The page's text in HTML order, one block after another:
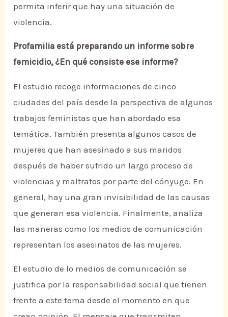
permita inferir que hay una situación de
violencia.
Profamilia está preparando un informe sobre
femicidio, ¿En qué consiste ese informe?
El estudio recoge informaciones de cinco
ciudades del país desde la perspectiva de algunos
trabajos feministas que han abordado esa
temática. También presenta algunos casos de
mujeres que han asesinado a sus maridos
después de haber sufrido un largo proceso de
violencias y maltratos por parte del cónyuge. En
general, hay una gran invisibilidad de las causas
que generan esa violencia. Finalmente, analiza
las maneras como los medios de comunicación
representan los asesinatos de las mujeres.
El estudio de lo medios de comunicación se
justifica por la responsabilidad social que tienen
frente a este tema desde el momento en que